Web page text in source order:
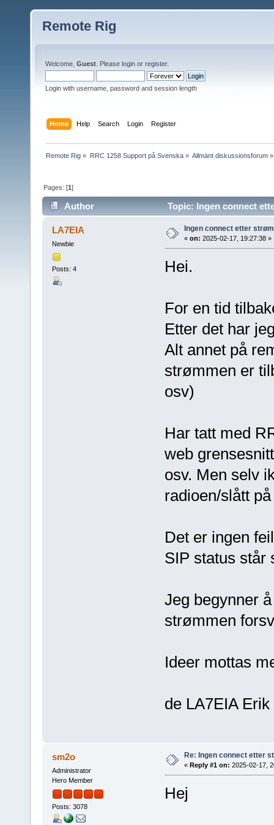
Remote Rig
Welcome, Guest . Please login or register.
Login with username, password and session length
Home Help Search Login Register
Remote Rig » RRC 1258 Support på Svenska» Allmänt diskussionsforum»
Pages: [1]
Author Topic: Ingen connect
LA7EIA
Newbie
Posts: 4
Ingen connect etter
« on: 2025-02-17, 19:27:38 »
Hei.
For en tid
Etter det har
Alt annet på
strømmen er
osv)
Har tatt med
web
osv. Men selv
radioen/slått
Det er ingen
SIP status står
Jeg begynner
strømmen
Ideer mottas
de LA7EIA Erik
sm2o
Administrator
Hero Member
Posts: 3078
Re: Ingen connect etter
« Reply #1 on: 2025-02-17,
Hej